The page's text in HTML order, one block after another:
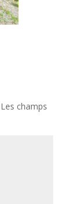
Les champs